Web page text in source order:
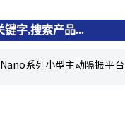
Nano系列小型主动隔振平台